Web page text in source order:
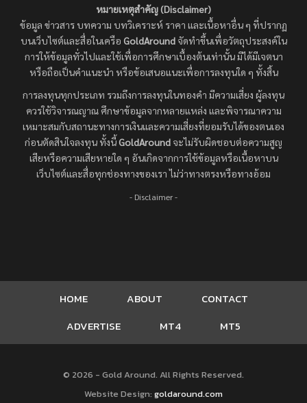
หมายเหตุสำคัญ (Disclaimer)
ข้อมูล ข่าวสาร บทความ บทวิเคราะห์ ราคา และเนื้อหาอื่น ๆ ที่ปรากฏ
บนเว็บไซต์และสื่อในเครือ GoldAroundจัดทำขึ้นเพื่อวัตถุประสงค์ใน
การให้ข้อมูลทั่วไปและใช้เพื่อการศึกษาเบื้องต้นเท่านั้น มิได้มีเจตนา
หรือถือเป็นคำแนะนำ หรือข้อเสนอแนะเพื่อการลงทุนใด ๆ ทั้งสิ้น
การลงทุนทุกประเภท รวมถึงการลงทุนในทองคำ มีความเสี่ยง ผู้ลงทุน
ควรใช้วิจารณญาณ ศึกษาข้อมูลจากหลายแหล่ง และพิจารณาความ
เหมาะสมกับสถานะทางการเงินและความเสี่ยงที่ยอมรับได้ของตนเอง
ก่อนตัดสินใจลงทุน ทั้งนี้GoldAround จะไม่รับผิดชอบต่อความสูญ
เสียหรือความเสียหายใด ๆ อันเกิดจากการใช้ข้อมูลหรือเนื้อหาบน
เว็บไซต์และสื่อทุกช่องทางของเรา ไม่ว่าทางตรงหรือทางอ้อม
- Disclaimer -
HOME ABOUT
CONTACT
ADVERTISE
MT4 MT5
© 2026 - Gold Around. All Rights Reserved.
Website Design: goldaround.com